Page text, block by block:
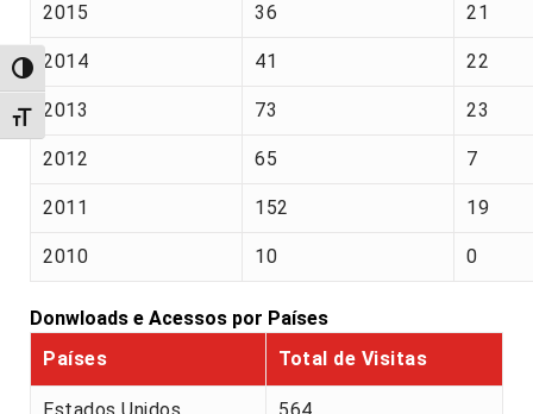
Alternar alto contraste
Alternar tamanho da fonte
2015 36 21
2014 41 22
2013 73 23
2012 65 7
2011 152 19
2010 10 0
Donwloads e Acessos por Países
Países
Total de Visitas